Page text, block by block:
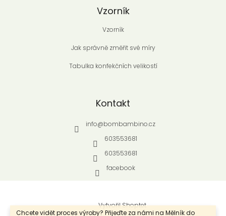
Chcete vidět proces výroby? Přijeďte za námi na Mělník do
Vzorník
Vzorník
Jak správně změřit své míry
Tabulka konfekčních velikostí
Kontakt
info@bombambino.cz
603553681
603553681
facebook
Vytvořil Shoptet